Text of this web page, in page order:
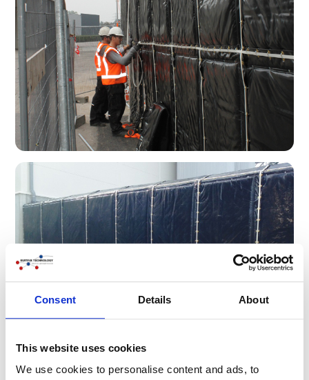
Consent Details About
This website uses cookies
We use cookies to personalise content and ads, to